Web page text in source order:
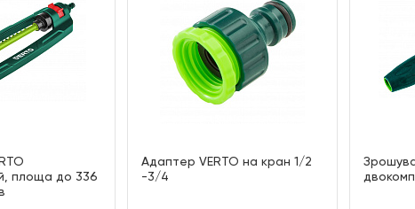
площа до 336
Адаптер VERTO на кран 1/2
-3/4